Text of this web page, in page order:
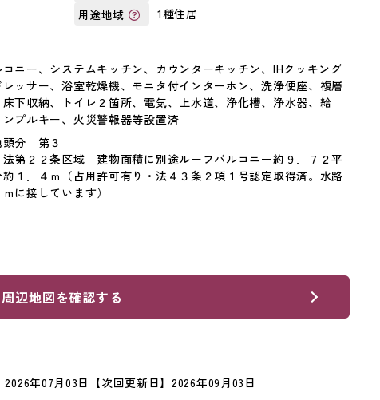
用途地域
1種住居
ニー、システムキッチン、カウンターキッチン、IHクッキング
ッサー、浴室乾燥機、モニタ付インターホン、洗浄便座、複層
下収納、トイレ２箇所、電気、上水道、浄化槽、浄水器、給
プルキー、火災警報器等設置済
頭分 第３
第２２条区域 建物面積に別途ルーフバルコニー約９．７２平
１．４ｍ（占用許可有り・法４３条２項１号認定取得済。水路
に接しています）
周辺地図を確認する
2026年07月03日 【次回更新日】2026年09月03日